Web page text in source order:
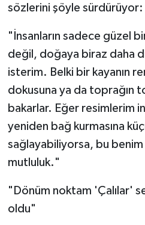
sözlerini şöyle sürdürüyor:
"İnsanların sadece güzel
değil, doğaya biraz daha
isterim. Belki bir kayanın
dokusuna ya da toprağın
bakarlar. Eğer resimlerim
yeniden bağ kurmasına
sağlayabiliyorsa, bu benim
mutluluk."
"Dönüm noktam 'Çalılar'
oldu"